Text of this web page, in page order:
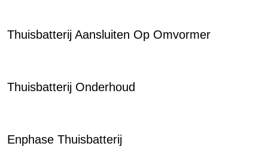
Thuisbatterij Aansluiten Op Omvormer
Thuisbatterij Onderhoud
Enphase Thuisbatterij